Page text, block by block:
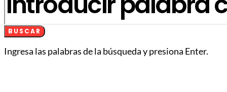
BUSCAR
Ingresa las palabras de la búsqueda y presiona Enter.